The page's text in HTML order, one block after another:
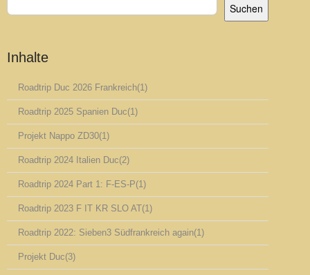
Suchen
Inhalte
Roadtrip Duc 2026 Frankreich(1)
Roadtrip 2025 Spanien Duc(1)
Projekt Nappo ZD30(1)
Roadtrip 2024 Italien Duc(2)
Roadtrip 2024 Part 1: F-ES-P(1)
Roadtrip 2023 F IT KR SLO AT(1)
Roadtrip 2022: Sieben3 Südfrankreich again(1)
Projekt Duc(3)